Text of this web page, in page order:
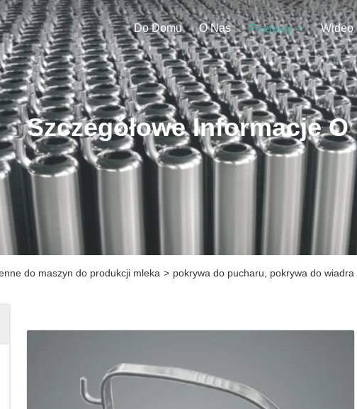
Do Domu O Nas Produkty Wideo
Szczegółowe Informacje
do maszyn do produkcji mleka > pokrywa do pucharu, pokrywa do wiadra